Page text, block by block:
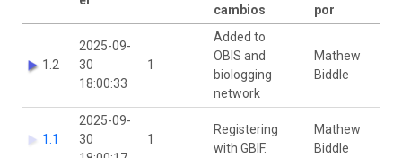
cambios
por
1.2
2025-09-
30
18:00:33
1
Added to
OBIS and
biologging
network
Mathew
Biddle
1.1
2025-09-
30
1
Registering
with GBIF.
Mathew
Biddle